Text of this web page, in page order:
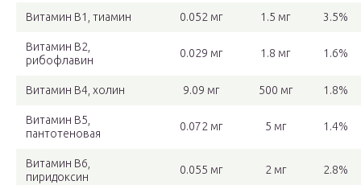
Витамин В1, тиамин 0.052 мг 1.5 мг 3.5%
Витамин В2,
рибофлавин
0.029 мг 1.8 мг 1.6%
Витамин В4, холин 9.09 мг 500 мг 1.8%
Витамин В5,
пантотеновая
0.072 мг 5 мг 1.4%
Витамин В6,
пиридоксин
0.055 мг 2 мг 2.8%